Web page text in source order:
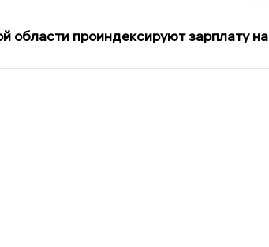
области проиндексируют зарплату на